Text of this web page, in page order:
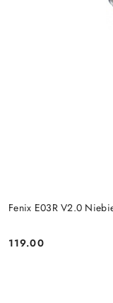
Fenix E03R V2.0
Cena:
119.00